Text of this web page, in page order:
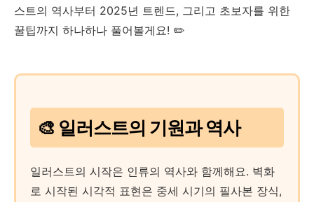
스트의 역사부터 2025년 트렌드, 그리고 초보자를 위한
꿀팁까지 하나하나 풀어볼게요! ✏️
🎨 일러스트의 기원과 역사
일러스트의 시작은 인류의 역사와 함께해요. 벽화
로 시작된 시각적 표현은 중세 시기의 필사본 장식,